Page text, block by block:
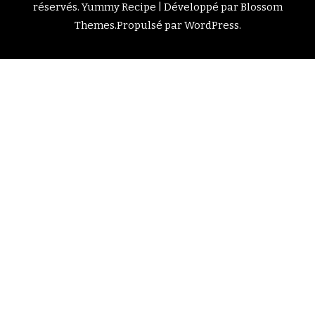
réservés.Yummy Recipe | Développé parBlossom
Themes.Propulsé parWordPress.